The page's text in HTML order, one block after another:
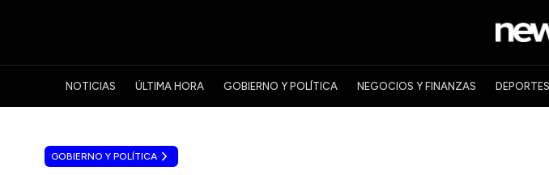
NOTICIAS ÚLTIMA HORA GOBIERNO Y POLÍTICA NEGOCIOS Y FINANZAS DEPORTES
GOBIERNO Y POLÍTICA